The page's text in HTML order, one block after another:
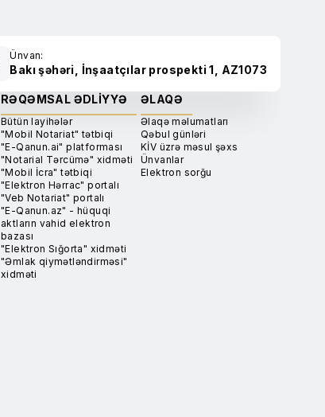
Ünvan:
Bakı şəhəri, İnşaatçılar prospekti 1, AZ1073
RƏQƏMSAL ƏDLIYYƏ
Bütün layihələr
"Mobil Notariat" tətbiqi
"E-Qanun.ai" platforması
"Notarial Tərcümə" xidməti
"Mobil İcra" tətbiqi
"Elektron Hərrac" portalı
"Veb Notariat" portalı
"E-Qanun.az" - hüquqi
aktların vahid elektron
bazası
"Elektron Sığorta" xidməti
"Əmlak qiymətləndirməsi"
xidməti
ƏLAQƏ
Əlaqə məlumatları
Qəbul günləri
KİV üzrə məsul şəxs
Ünvanlar
Elektron sorğu